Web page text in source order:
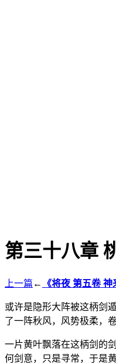
第三十八章
上一篇 ← 《将夜 第五卷 神
或许是隐形大阵被这柄剑
了一阵秋风，风势极柔，
一片黄叶飘落在这柄剑的
何剑意，只是寻常，于是